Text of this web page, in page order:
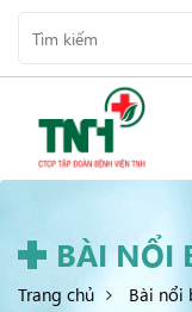
BÀI NỔI
Trang chủ Bài nổi